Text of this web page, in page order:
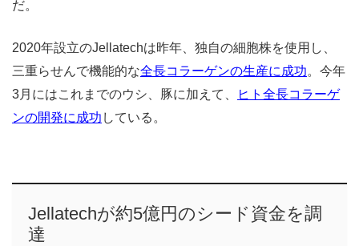
だ。
2020年設立のJellatechは昨年、独自の細胞株を使用し、
三重らせんで機能的な全長コラーゲンの生産に成功。今年
3月にはこれまでのウシ、豚に加えて、
ヒト全長コラーゲ
ンの開発に成功 している。
Jellatechが約5億円のシード資金を調
達